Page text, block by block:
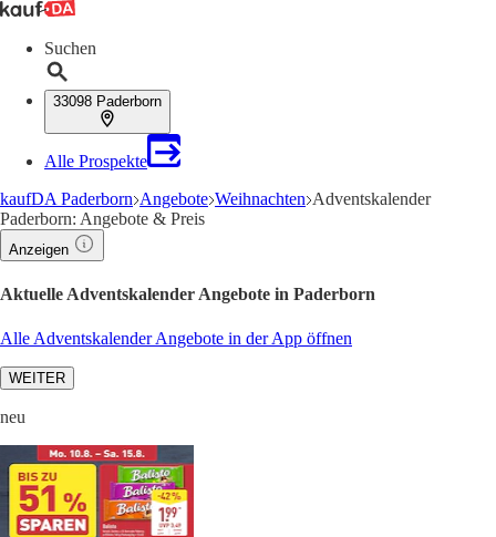
Suchen
33098 Paderborn
Alle Prospekte
kaufDA Paderborn Angebote Weihnachten Adventskalender
Paderborn: Angebote & Preis
Anzeigen
Aktuelle Adventskalender Angebote in Paderborn
Alle Adventskalender Angebote in der App öffnen
WEITER
neu